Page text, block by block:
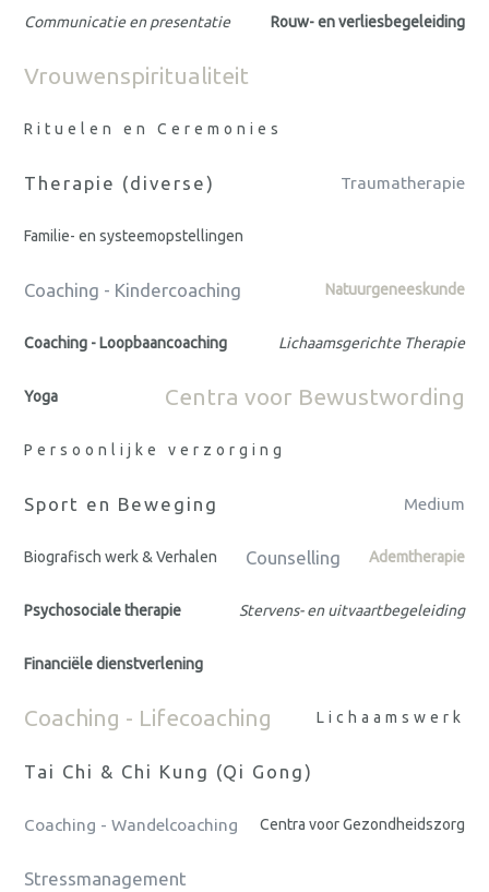
Communicatie en presentatie Rouw- en verliesbegeleiding
Vrouwenspiritualiteit
Rituelen en Ceremonies
Therapie (diverse) Traumatherapie
Familie- en systeemopstellingen
Coaching - Kindercoaching Natuurgeneeskunde
Coaching - Loopbaancoaching Lichaamsgerichte Therapie
Yoga Centra voor Bewustwording
Persoonlijke verzorging
Sport en Beweging Medium
Biografisch werk & Verhalen Counselling Ademtherapie
Psychosociale therapie Stervens- en uitvaartbegeleiding
Financiële dienstverlening
Coaching - Lifecoaching Lichaamswerk
Tai Chi & Chi Kung (Qi Gong)
Coaching - Wandelcoaching Centra voor Gezondheidszorg
Stressmanagement